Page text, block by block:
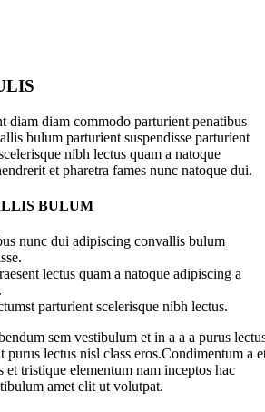
diam diam commodo parturient penatibus
bulum parturient suspendisse parturient
nibh lectus quam a natoque
et pharetra fames nunc natoque dui.
BULUM
nunc dui adipiscing convallis bulum
lectus quam a natoque adipiscing a
parturient scelerisque nibh lectus.
sem vestibulum et in a a a purus
lectus nisl class eros.Condimentum a
tristique elementum nam inceptos hac
amet elit ut volutpat.